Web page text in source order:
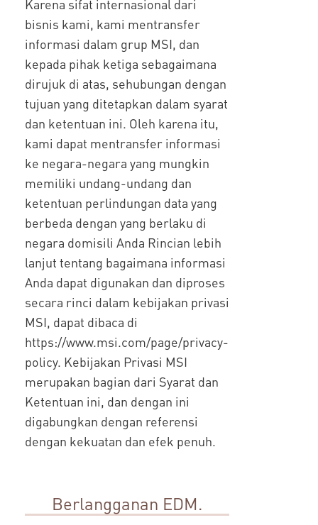
Karena sifat internasional dari
bisnis kami, kami mentransfer
informasi dalam grup MSI, dan
kepada pihak ketiga sebagaimana
dirujuk di atas, sehubungan dengan
tujuan yang ditetapkan dalam syarat
dan ketentuan ini. Oleh karena itu,
kami dapat mentransfer informasi
ke negara-negara yang mungkin
memiliki undang-undang dan
ketentuan perlindungan data yang
berbeda dengan yang berlaku di
negara domisili Anda Rincian lebih
lanjut tentang bagaimana informasi
Anda dapat digunakan dan diproses
secara rinci dalam kebijakan privasi
MSI, dapat dibaca di
https://www.msi.com/page/privacy-
policy. Kebijakan Privasi MSI
merupakan bagian dari Syarat dan
Ketentuan ini, dan dengan ini
digabungkan dengan referensi
dengan kekuatan dan efek penuh.
Berlangganan EDM.